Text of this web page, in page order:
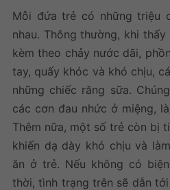
Mỗi đứa trẻ có những triệu
nhau. Thông thường, khi
kèm theo chảy nước dãi,
tay, quấy khóc và khó chịu,
những chiếc răng sữa.
các cơn đau nhức ở miệng,
Thêm nữa, một số trẻ còn bị
khiến dạ dày khó chịu và
ăn ở trẻ. Nếu không có
thời, tình trạng trên sẽ dẫn